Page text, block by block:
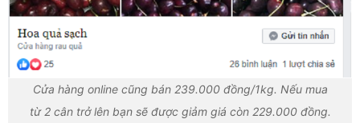
Cửa hàng online cũng bán 239.000 đồng/1kg. Nếu mua
từ 2 cân trở lên bạn sẽ được giảm giá còn 229.000 đồng.